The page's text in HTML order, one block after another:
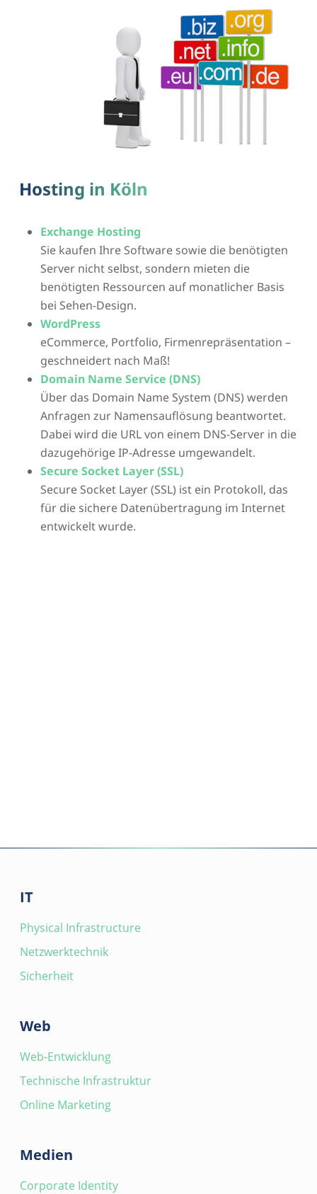
Hosting in Köln
Exchange Hosting
Sie kaufen Ihre Software sowie die benötigten
Server nicht selbst, sondern mieten die
benötigten Ressourcen auf monatlicher Basis
bei Sehen-Design.
WordPress
eCommerce, Portfolio, Firmenrepräsentation –
geschneidert nach Maß!
Domain Name Service (DNS)
Über das Domain Name System (DNS) werden
Anfragen zur Namensauflösung beantwortet.
Dabei wird die URL von einem DNS-Server in die
dazugehörige IP-Adresse umgewandelt.
Secure Socket Layer (SSL)
Secure Socket Layer (SSL) ist ein Protokoll, das
für die sichere Datenübertragung im Internet
entwickelt wurde.
IT
Physical Infrastructure
Netzwerktechnik
Sicherheit
Web
Web-Entwicklung
Technische Infrastruktur
Online Marketing
Medien
Corporate Identity